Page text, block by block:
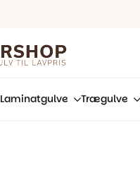
Laminatgulve Trægulve